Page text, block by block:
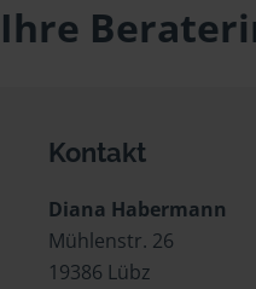
Ihre
Kontakt
Diana Habermann
Mühlenstr. 26
19386 Lübz